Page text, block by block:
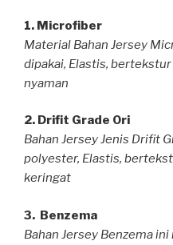
1. Microfiber
Material Bahan Jersey
dipakai, Elastis,
nyaman
2. Drifit Grade Ori
Bahan Jersey Jenis Drifit
polyester, Elastis,
keringat
3. Benzema
Bahan Jersey Benzema